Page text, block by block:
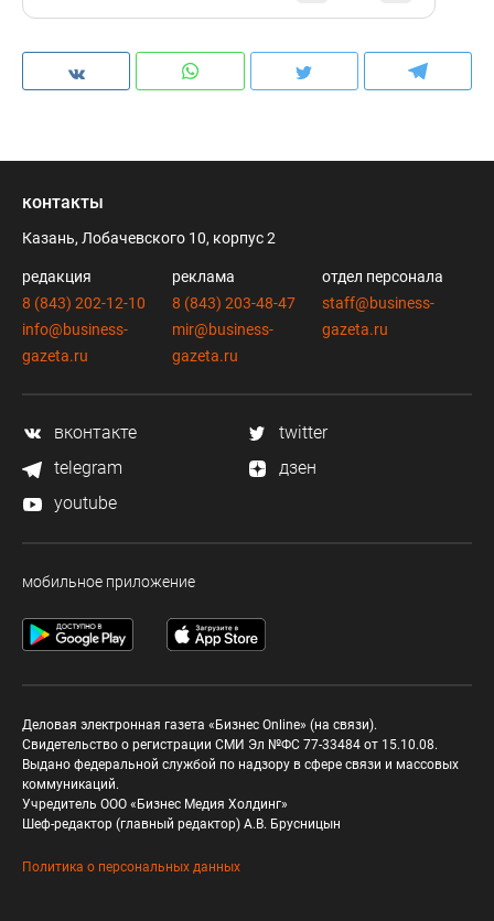
контакты
Казань, Лобачевского 10, корпус 2
редакция
8 (843) 202-12-10
info@business-
gazeta.ru
реклама
8 (843) 203-48-47
mir@business-
gazeta.ru
отдел персонала
staff@business-
gazeta.ru
вконтакте
twitter
telegram
дзен
youtube
мобильное приложение
Деловая электронная газета «Бизнес Online» (на связи).
Свидетельство о регистрации СМИ Эл №ФС 77-33484 от 15.10.08.
Выдано федеральной службой по надзору в сфере связи и массовых
коммуникаций.
Учредитель ООО «Бизнес Медия Холдинг»
Шеф-редактор (главный редактор) А.В. Брусницын
Политика о персональных данных